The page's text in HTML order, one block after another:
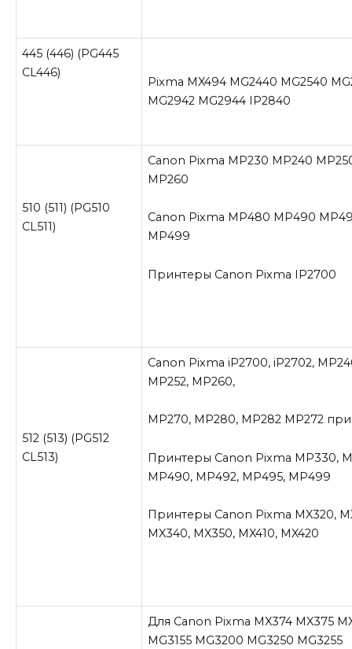
445 (446) (PG445
CL446)
Pixma MX494 MG2440 MG2540
MG2942 MG2944 IP2840
510 (511) (PG510
CL511)
Canon Pixma MP230 MP240
MP260
Canon Pixma MP480 MP490
MP499
Принтеры Canon Pixma IP2700
512 (513) (PG512
CL513)
Canon Pixma iP2700, iP2702,
MP252, MP260,
MP270, MP280, MP282 MP272
Принтеры Canon Pixma MP330,
MP490, MP492, MP495, MP499
Принтеры Canon Pixma MX320,
MX340, MX350, MX410, MX420
Для Canon Pixma MX374 MX375
MG3155 MG3200 MG3250 MG3255